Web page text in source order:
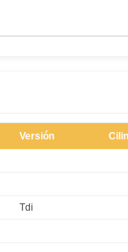
Versión
Tdi